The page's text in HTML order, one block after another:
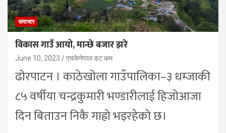
समाचार
विकास गाउँ आयो, मान्छे बजार झरे
June 10, 2023 एचकेनेपाल डट कम
ढोरपाटन । काठेखोला गाउँपालिका–३ धम्जाकी
८५ वर्षीया चन्द्रकुमारी भण्डारीलाई हिजोआजा
दिन बिताउन निकै गाह्रो भइरहेको छ।